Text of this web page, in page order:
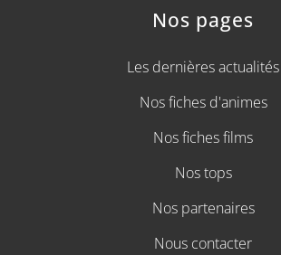
Nos pages
Les dernières actualités
Nos fiches d'animes
Nos fiches films
Nos tops
Nos partenaires
Nous contacter